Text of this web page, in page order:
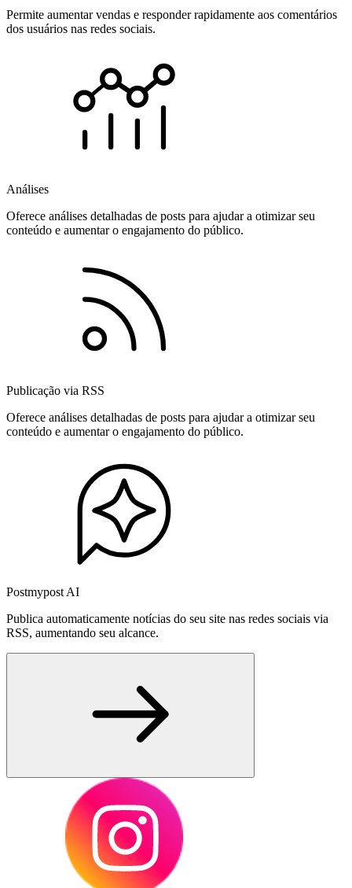
Permite aumentar vendas e responder rapidamente aos comentários
dos usuários nas redes sociais.
Análises
Oferece análises detalhadas de posts para ajudar a otimizar seu
conteúdo e aumentar o engajamento do público.
Publicação via RSS
Oferece análises detalhadas de posts para ajudar a otimizar seu
conteúdo e aumentar o engajamento do público.
Postmypost AI
Publica automaticamente notícias do seu site nas redes sociais via
RSS, aumentando seu alcance.